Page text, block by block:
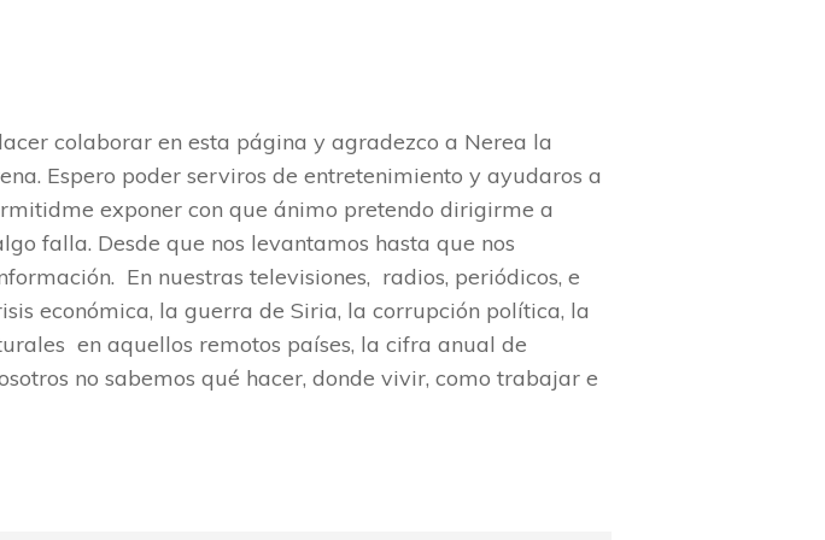
colaborar en esta página y agradezco a Nerea la
Espero poder serviros de entretenimiento y ayudaros a
exponer con que ánimo pretendo dirigirme a
falla. Desde que nos levantamos hasta que nos
En nuestras televisiones, radios, periódicos, e
económica, la guerra de Siria, la corrupción política, la
en aquellos remotos países, la cifra anual de
no sabemos qué hacer, donde vivir, como trabajar e